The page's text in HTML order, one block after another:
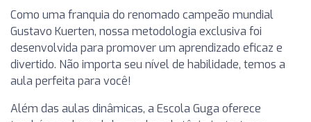
Como uma franquia do renomado campeão mundial
Gustavo Kuerten, nossa metodologia exclusiva foi
desenvolvida para promover um aprendizado eficaz e
divertido. Não importa seu nível de habilidade, temos a
aula perfeita para você!
Além das aulas dinâmicas, a Escola Guga oferece